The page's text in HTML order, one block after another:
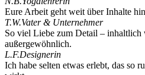
Eure Arbeit geht weit über Inhalte
T.W.Vater & Unternehmer
So viel Liebe zum Detail – inhaltlich
außergewöhnlich.
L.F.Designerin
Ich habe selten etwas erlebt, das so